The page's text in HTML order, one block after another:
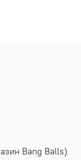
Bang Balls)